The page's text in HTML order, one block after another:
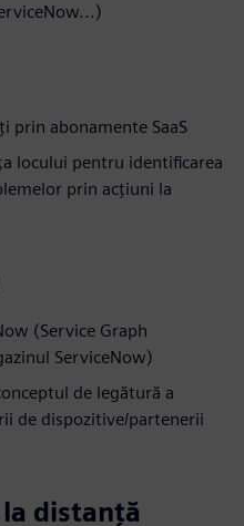
prin abonamente SaaS
locului pentru identificarea
prin acțiuni la
(Service Graph
ServiceNow)
de legătură a
de dispozitive/partenerii
distanță